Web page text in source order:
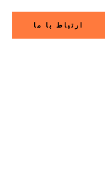
ارتباط با ما